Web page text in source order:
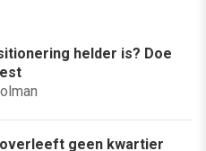
helder is? Doe
overleeft geen kwartier